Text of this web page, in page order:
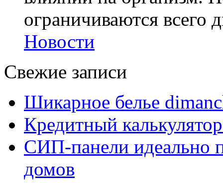
ограничиваются всего
Новости
Свежие записи
Шикарное белье
Кредитный
СИП-панели идеально
домов